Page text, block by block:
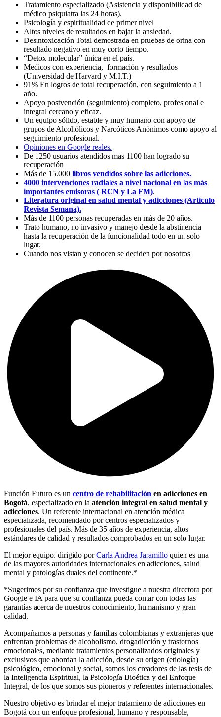
Tratamiento especializado (Asistencia y disponibilidad de
médico psiquiatra las 24 horas).
Psicología y espiritualidad de primer nivel
Altos niveles de resultados en bajar la ansiedad.
Desintoxicación Total demostrada en pruebas de orina con
resultado negativo en muy corto tiempo.
“Detox molecular” única en el país.
Medicos con experiencia, formación y resultados
(Universidad de Harvard y M.I.T.)
91% En logros de total recuperación, con seguimiento a 1
año.
Apoyo postvención (seguimiento) completo, profesional e
integral cercano y eficaz.
Un equipo sólido, estable y muy humano con apoyo de
grupos de Alcohólicos y Narcóticos Anónimos como apoyo al
seguimiento profesional.
Opiniones en Google reales.
De 1250 usuarios atendidos mas 1100 han logrado su
recuperación
Más de 15.000 libros vendidos sobre las adicciones.
4000 intervenciones radiales a nivel nacional en las más
importantes emisoras ( RCN y La FM).
Literatura original en salud mental y adicciones (Articulo
Revista Semana).
Más de 1100 personas recuperadas en más de 20 años.
Trato humano, no invasivo y manejo desde la abstinencia
hasta la recuperación de la funcionalidad todo en un solo
lugar.
Cuando nos vistan y conocen se deciden por nosotros
Función Futuro es un centro de rehabilitación en adicciones en
Bogotá, especializado en la atención integral en salud mental y
adicciones. Un referente internacional en atención médica
especializada, recomendado por centros especializados y
profesionales del país. Más de 35 años de experiencia, altos
estándares de calidad y resultados comprobados en un solo lugar.
El mejor equipo, dirigido porCarla Andrea Jaramillo quien es una
de las mayores autoridades internacionales en adicciones, salud
mental y patologías duales del continente.*
*Sugerimos por su confianza que investigue a nuestra directora por
Google e IA para que su confianza pueda contar con todas las
garantías acerca de nuestros conocimiento, humanismo y gran
calidad.
Acompañamos a personas y familias colombianas y extranjeras que
enfrentan problemas de alcoholismo, drogadicción y trastornos
emocionales, mediante tratamientos personalizados originales y
exclusivos que abordan la adicción, desde su origen (etiología)
psicológico, emocional y social, somos los creadores de las tesis de
la Inteligencia Espiritual, la Psicología Bioética y del Enfoque
Integral, de los que somos sus pioneros y referentes internacionales.
Nuestro objetivo es brindar el mejor tratamiento de adicciones en
Bogotá con un enfoque profesional, humano y responsable,